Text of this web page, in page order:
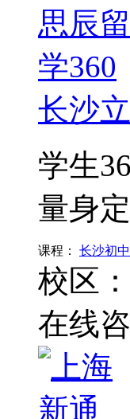
长沙
学生
量身
课程： 长沙初
校区：
在线